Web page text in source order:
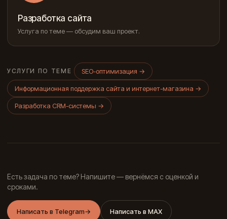
Разработка сайта
Услуга по теме — обсудим ваш проект.
УСЛУГИ ПО ТЕМЕ SEO-оптимизация →
Информационная поддержка сайта и интернет-магазина →
Разработка CRM-системы →
Есть задача по теме? Напишите — вернёмся с оценкой и
сроками.
Написать в Telegram→ Написать в MAX